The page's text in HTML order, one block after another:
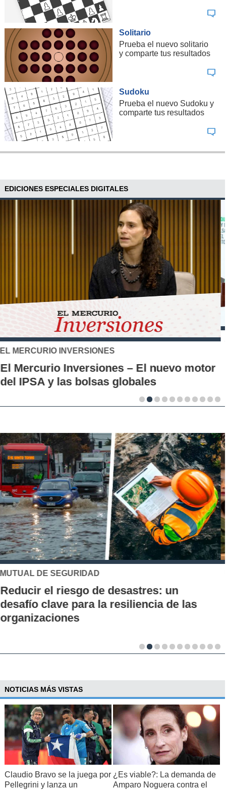
Solitario
Prueba el nuevo solitario
y comparte tus resultados
Sudoku
Prueba el nuevo Sudoku y
comparte tus resultados
EDICIONES ESPECIALES DIGITALES
SANTO TOMÁS
IP-CFT Santo Tomás y Red de Hubs
Municipales firman alianza para impulsar
la innovación en los territorios
UC
Los 70 años de la Carrera de Química de
la UC: Conoce su historia, hitos y aporte
al desarrollo científico del país
NOTICIAS MÁS VISTAS
Claudio Bravo se la juega por
Pellegrini y lanza un
¿Es viable?: La demanda de
Amparo Noguera contra el